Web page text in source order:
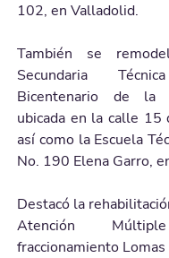
102, en Valladolid.
También se
Secundaria
Bicentenario de la
ubicada en la calle 15
así como la Escuela
No. 190 Elena Garro,
Destacó la
Atención
fraccionamiento Lomas